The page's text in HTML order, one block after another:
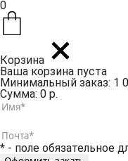
0
Корзина
Ваша корзина пуста
Минимальный заказ: 1
Сумма: 0 р.
* - поле обязательное